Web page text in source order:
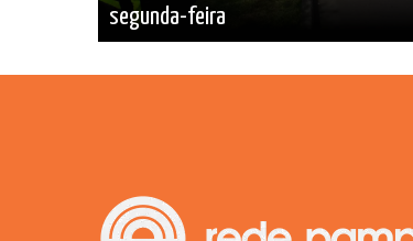
segunda-feira